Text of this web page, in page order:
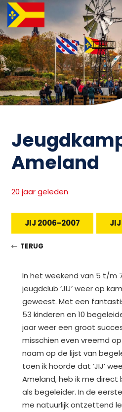
Ameland
20 jaar geleden
JIJ 2006-2007
TERUG
In het weekend van 5 t/m
jeugdclub ‘JIJ’ weer op
geweest. Met een
53 kinderen en 10
jaar weer een groot
misschien even vreemd
naam op de lijst van
toen ik hoorde dat ‘JIJ’
Ameland, heb ik me
als begeleider. In de
me natuurlijk ontzettend